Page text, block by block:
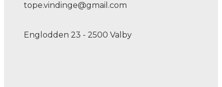
tope.vindinge@gmail.com
Englodden 23 - 2500 Valby